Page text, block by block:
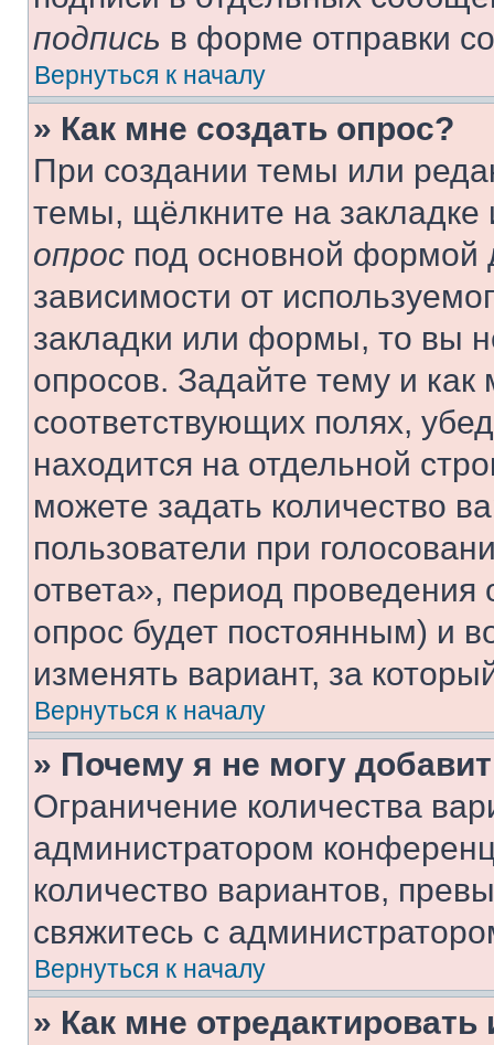
подпись в форме отправки
Вернуться к началу
» Как мне создать опрос?
При создании темы или
темы, щёлкните на
опрос под основной формой
зависимости от
закладки или формы, то вы
опросов. Задайте тему и
соответствующих полях,
находится на отдельной
можете задать количество
пользователи при
ответа», период проведения
опрос будет постоянным) и
изменять вариант, за
Вернуться к началу
» Почему я не могу
Ограничение количества
администратором
количество вариантов,
свяжитесь с
Вернуться к началу
» Как мне